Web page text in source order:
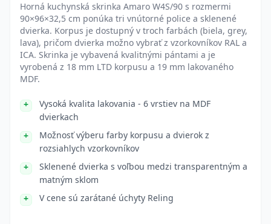
Horná kuchynská skrinka Amaro W4S/90 s rozmermi
90×96×32,5 cm ponúka tri vnútorné police a sklenené
dvierka. Korpus je dostupný v troch farbách (biela, grey,
lava), pričom dvierka možno vybrať z vzorkovníkov RAL a
ICA. Skrinka je vybavená kvalitnými pántami a je
vyrobená z 18 mm LTD korpusu a 19 mm lakovaného
MDF.
Vysoká kvalita lakovania - 6 vrstiev na MDF
dvierkach
Možnosť výberu farby korpusu a dvierok z
rozsiahlych vzorkovníkov
Sklenené dvierka s voľbou medzi transparentným a
matným sklom
V cene sú zarátané úchyty Reling